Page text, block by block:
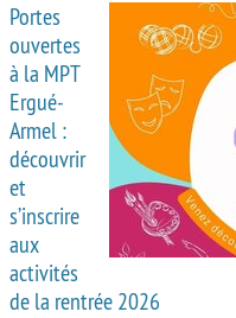
Portes
ouvertes
à la MPT
Ergué-
Armel :
découvrir
et
s’inscrire
aux
activités
de la rentrée 2026